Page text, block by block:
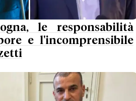
le responsabilità
e l'incomprensibile